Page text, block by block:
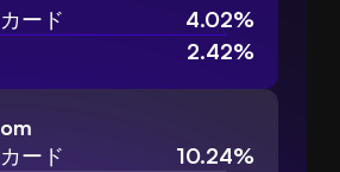
ード
4.02%
2.42%
ード
10.24%